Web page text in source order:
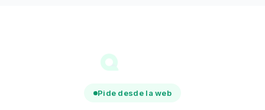
Pide desde la web